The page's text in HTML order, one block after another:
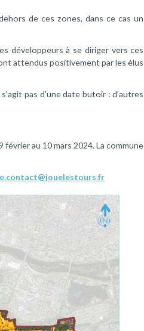
de ces zones, dans ce cas un
développeurs à se diriger vers ces
attendus positivement par les élus
pas d’une date butoir : d’autres
au 10 mars 2024. La commune